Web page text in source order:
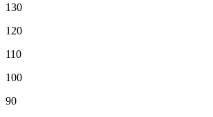
130
120
110
100
90